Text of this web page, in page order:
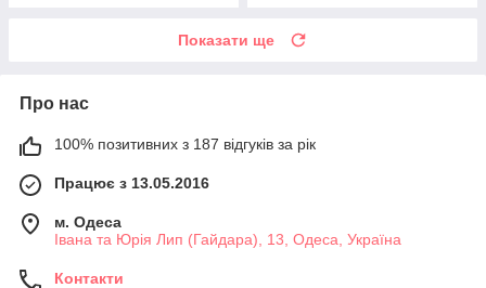
Показати ще
Про нас
100% позитивних з 187 відгуків за рік
Працює з 13.05.2016
м. Одеса
Івана та Юрія Лип (Гайдара), 13, Одеса, Україна
Контакти